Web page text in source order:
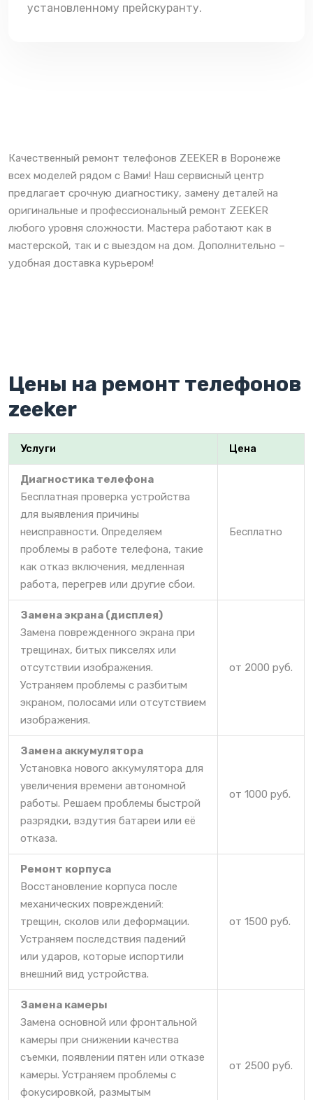
установленному прейскуранту.
Качественный ремонт телефонов ZEEKER в Воронеже
всех моделей рядом с Вами! Наш сервисный центр
предлагает срочную диагностику, замену деталей на
оригинальные и профессиональный ремонт ZEEKER
любого уровня сложности. Мастера работают как в
мастерской, так и с выездом на дом. Дополнительно –
удобная доставка курьером!
Цены на ремонт телефонов
zeeker
Услуги Цена
Диагностика телефона
Бесплатная проверка устройства
для выявления причины
неисправности. Определяем
проблемы в работе телефона, такие
как отказ включения, медленная
работа, перегрев или другие сбои.
Бесплатно
Замена экрана (дисплея)
Замена поврежденного экрана при
трещинах, битых пикселях или
отсутствии изображения.
Устраняем проблемы с разбитым
экраном, полосами или отсутствием
изображения.
от 2000 руб.
Замена аккумулятора
Установка нового аккумулятора для
увеличения времени автономной
работы. Решаем проблемы быстрой
разрядки, вздутия батареи или её
отказа.
от 1000 руб.
Ремонт корпуса
Восстановление корпуса после
механических повреждений:
трещин, сколов или деформации.
Устраняем последствия падений
или ударов, которые испортили
внешний вид устройства.
от 1500 руб.
Замена камеры
Замена основной или фронтальной
камеры при снижении качества
съемки, появлении пятен или отказе
камеры. Устраняем проблемы с
фокусировкой, размытым
от 2500 руб.